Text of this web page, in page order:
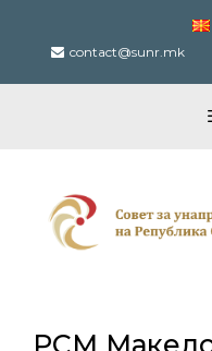
content contact@sunr.mk